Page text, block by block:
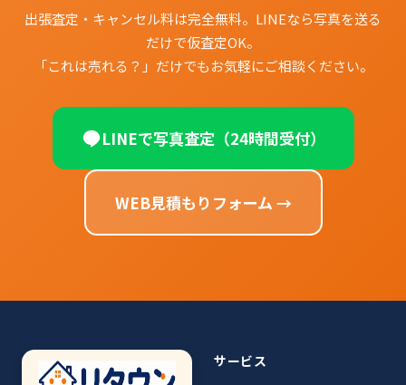
出張査定・キャンセル料は完全無料。LINEなら写真を送る
だけで仮査定OK。
「これは売れる？」だけでもお気軽にご相談ください。
LINEで写真査定（24時間受付）
WEB見積もりフォーム →
サービス